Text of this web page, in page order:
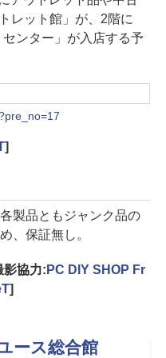
レット館」が、2階に
センター」が入店する予
]
製品ともジャンク品の
、保証無し。
影協力: PC DIY SHOP Fr
]
ース総合館